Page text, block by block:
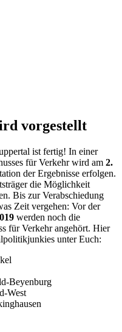
vorgestellt
ist fertig! In einer
für Verkehr wird am 2.
der Ergebnisse erfolgen.
die Möglichkeit
Bis zur Verabschiedung
Zeit vergehen: Vor der
werden noch die
für Verkehr angehört. Hier
unter Euch:
Beyenburg
West